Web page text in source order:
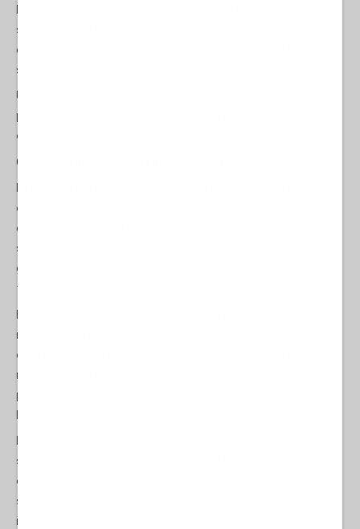
statunitensi – e ha dichiarato che "i bersagli previsti sono stati
distrutti", aggiungendo che la responsabilità "spetta al regime
statunitense".
Un pericoloso ciclo di escalation è tornato. Trump e il CENTCOM
potrebbero vederlo come una deterrenza tattica. Teheran lo vede
come una cattiva fede strategica.
Quello che non vogliono che voi sappiate
chiarissimo che l'attuale incarnazione del quadro proposto per il
cessate il fuoco di 60 giorni non regge. La Cina, ufficialmente,
sostiene un cessate il fuoco di 60 giorni. Eppure, a tutti gli effetti,
gli Stati Uniti continuano a violare l'attuale e instabile cessate il
fuoco.
rivelato che la Cina mantiene una comunicazione molto stretta
con l'Iran e adatta costantemente i fatti sul campo – e nell'aria –
nei suoi calcoli strategici molto più ampi e a lungo termine, in
particolare riguardo ai flussi energetici attraverso lo Stretto di
strategica è che Cina e Pakistan, in prima linea, insieme a Russia
e DPRK sullo sfondo, continuino a fornire supporto materiale e
strategico all'Iran attraverso diversi livelli di ambiguità
intenzionale e di negabilità plausibile. L'intensità della